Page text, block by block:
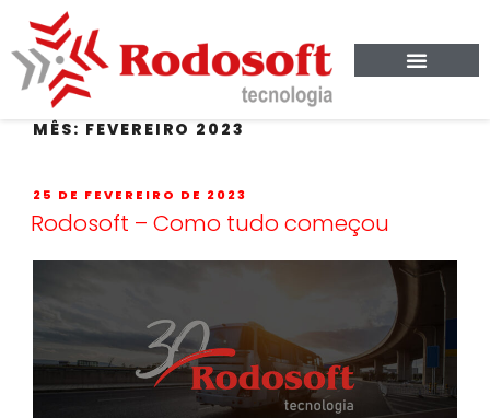
MÊS: FEVEREIRO 2023
25 DE FEVEREIRO DE 2023
Rodosoft – Como tudo começou